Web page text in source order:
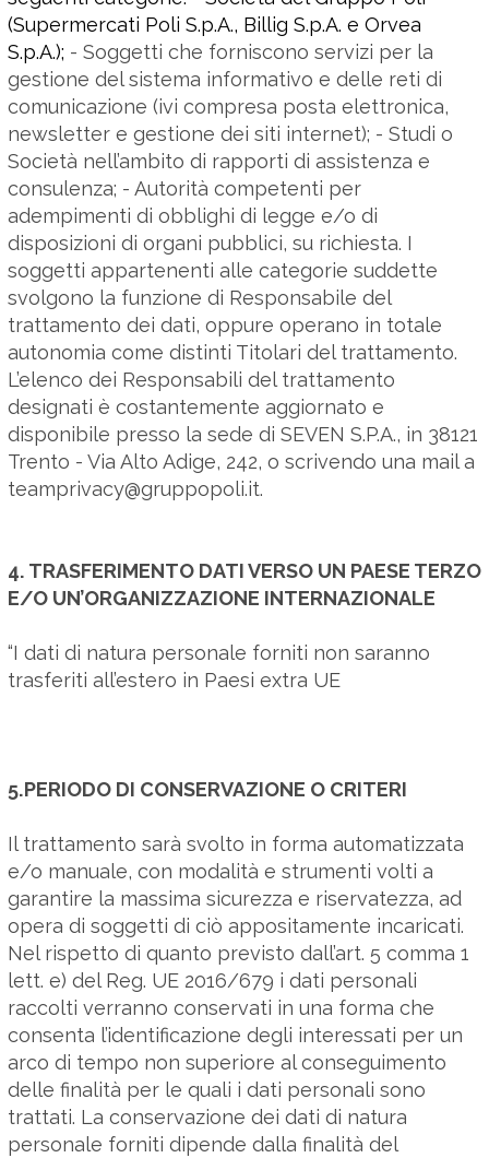
(Supermercati Poli S.p.A., Billig S.p.A. e Orvea
S.p.A.); - Soggetti che forniscono servizi per la
gestione del sistema informativo e delle reti di
comunicazione (ivi compresa posta elettronica,
newsletter e gestione dei siti internet); - Studi o
Società nell’ambito di rapporti di assistenza e
consulenza; - Autorità competenti per
adempimenti di obblighi di legge e/o di
disposizioni di organi pubblici, su richiesta. I
soggetti appartenenti alle categorie suddette
svolgono la funzione di Responsabile del
trattamento dei dati, oppure operano in totale
autonomia come distinti Titolari del trattamento.
L’elenco dei Responsabili del trattamento
designati è costantemente aggiornato e
disponibile presso la sede di SEVEN S.P.A., in 38121
Trento - Via Alto Adige, 242, o scrivendo una mail a
teamprivacy@gruppopoli.it.
4. TRASFERIMENTO DATI VERSO UN PAESE TERZO
E/O UN’ORGANIZZAZIONE INTERNAZIONALE
“I dati di natura personale forniti non saranno
trasferiti all’estero in Paesi extra UE
5.PERIODO DI CONSERVAZIONE O CRITERI
Il trattamento sarà svolto in forma automatizzata
e/o manuale, con modalità e strumenti volti a
garantire la massima sicurezza e riservatezza, ad
opera di soggetti di ciò appositamente incaricati.
Nel rispetto di quanto previsto dall’art. 5 comma 1
lett. e) del Reg. UE 2016/679 i dati personali
raccolti verranno conservati in una forma che
consenta l’identificazione degli interessati per un
arco di tempo non superiore al conseguimento
delle finalità per le quali i dati personali sono
trattati. La conservazione dei dati di natura
personale forniti dipende dalla finalità del